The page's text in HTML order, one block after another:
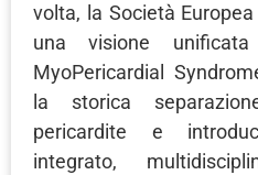
volta, la Società
una visione unificata
MyoPericardial
la storica
pericardite e
integrato,